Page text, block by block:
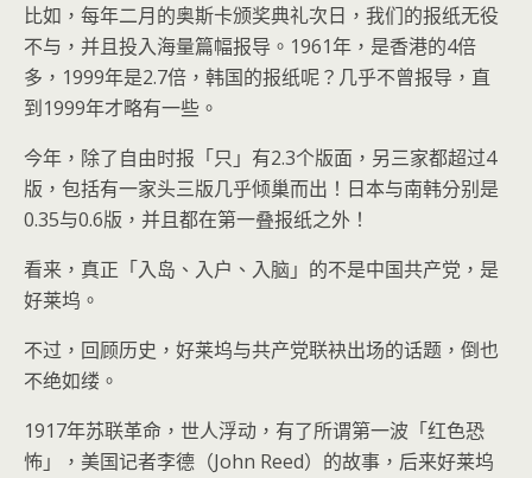
比如，每年二月的奥斯卡颁奖典礼次日，我们的报纸无役
不与，并且投入海量篇幅报导。1961年，是香港的4倍
多，1999年是2.7倍，韩国的报纸呢？几乎不曾报导，直
到1999年才略有一些。
今年，除了自由时报「只」有2.3个版面，另三家都超过4
版，包括有一家头三版几乎倾巢而出！日本与南韩分别是
0.35与0.6版，并且都在第一叠报纸之外！
看来，真正「入岛、入户、入脑」的不是中国共产党，是
好莱坞。
不过，回顾历史，好莱坞与共产党联袂出场的话题，倒也
不绝如缕。
1917年苏联革命，世人浮动，有了所谓第一波「红色恐
怖」，美国记者李德（John Reed）的故事，后来好莱坞